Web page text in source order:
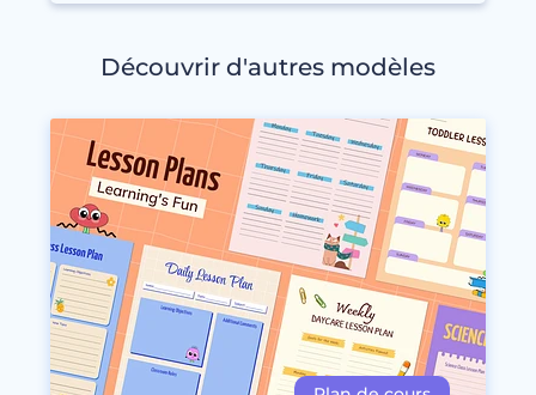
Découvrir d'autres modèles